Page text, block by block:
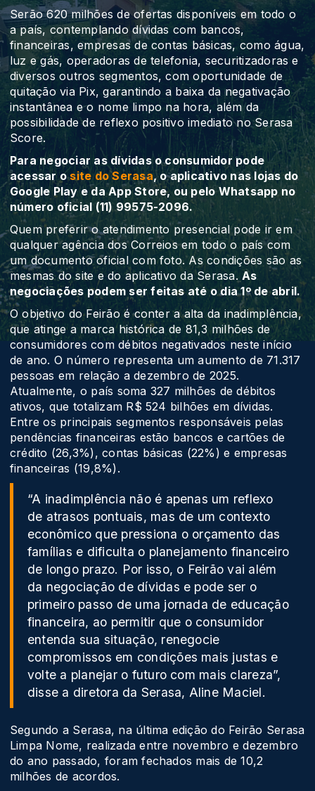
Serão 620 milhões de ofertas disponíveis em todo o
a país, contemplando dívidas com bancos,
financeiras, empresas de contas básicas, como água,
luz e gás, operadoras de telefonia, securitizadoras e
diversos outros segmentos, com oportunidade de
quitação via Pix, garantindo a baixa da negativação
instantânea e o nome limpo na hora, além da
possibilidade de reflexo positivo imediato no Serasa
Score.
Para negociar as dívidas o consumidor pode
acessar osite do Serasa, o aplicativo nas lojas do
Google Play e da App Store, ou pelo Whatsapp no
número oficial (11) 99575-2096.
Quem preferir o atendimento presencial pode ir em
qualquer agência dos Correios em todo o país com
um documento oficial com foto. As condições são as
mesmas do site e do aplicativo da Serasa.As
negociações podem ser feitas até o dia 1º de abril.
O objetivo do Feirão é conter a alta da inadimplência,
que atinge a marca histórica de 81,3 milhões de
consumidores com débitos negativados neste início
de ano. O número representa um aumento de 71.317
pessoas em relação a dezembro de 2025.
Atualmente, o país soma 327 milhões de débitos
ativos, que totalizam R$ 524 bilhões em dívidas.
Entre os principais segmentos responsáveis pelas
pendências financeiras estão bancos e cartões de
crédito (26,3%), contas básicas (22%) e empresas
financeiras (19,8%).
“A inadimplência não é apenas um reflexo
de atrasos pontuais, mas de um contexto
econômico que pressiona o orçamento das
famílias e dificulta o planejamento financeiro
de longo prazo. Por isso, o Feirão vai além
da negociação de dívidas e pode ser o
primeiro passo de uma jornada de educação
financeira, ao permitir que o consumidor
entenda sua situação, renegocie
compromissos em condições mais justas e
volte a planejar o futuro com mais clareza”,
disse a diretora da Serasa, Aline Maciel.
Segundo a Serasa, na última edição do Feirão Serasa
Limpa Nome, realizada entre novembro e dezembro
do ano passado, foram fechados mais de 10,2
milhões de acordos.